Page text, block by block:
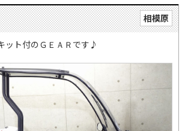
相模原
ット付のＧＥＡＲです♪